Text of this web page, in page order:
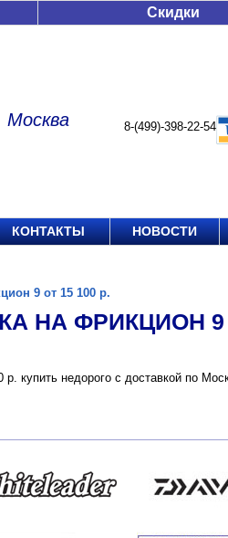
Скидки
Москва 8-(499)-398-22-54
КОНТАКТЫ НОВОСТИ
9 от 15 100 р.
НА ФРИКЦИОН 9
р. купить недорого с доставкой по